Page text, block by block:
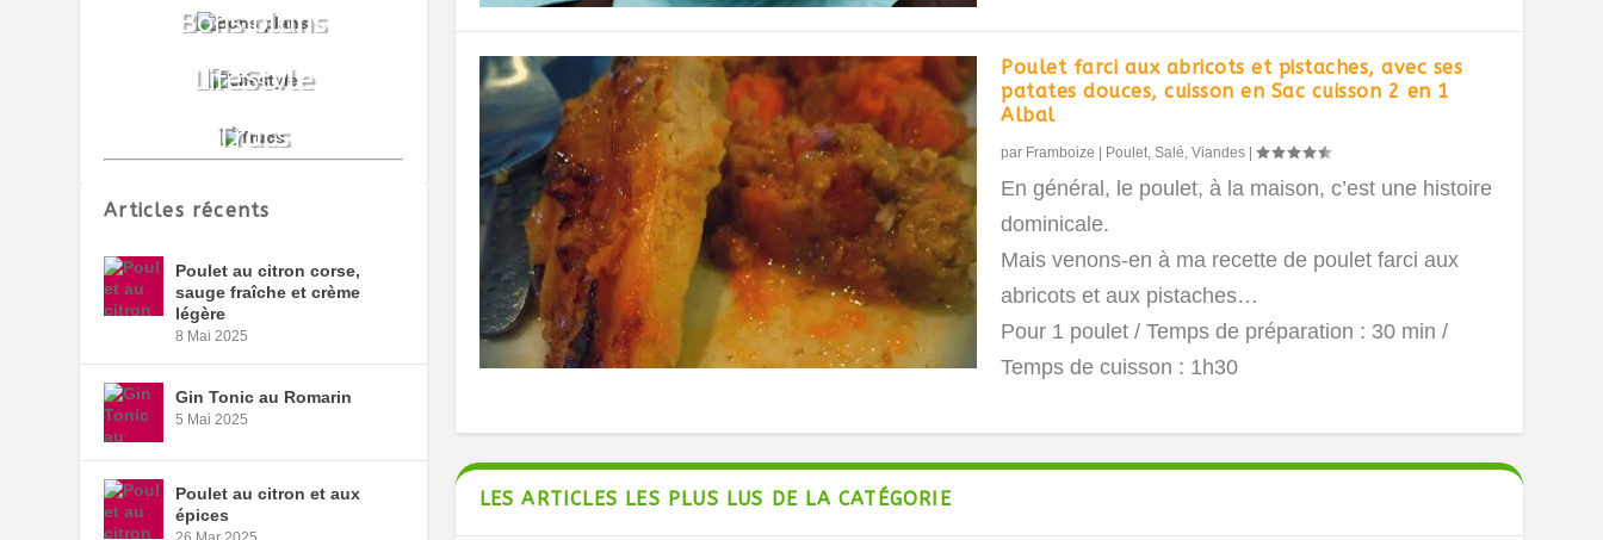
Poulet farci aux abricots et pistaches, avec ses
patates douces, cuisson en Sac cuisson 2 en 1
Albal
par Framboize | Poulet,Salé,Viandes |
En général, le poulet, à la maison, c’est une histoire
dominicale.
Mais venons-en à ma recette de poulet farci aux
abricots et aux pistaches…
Pour 1 poulet / Temps de préparation : 30 min /
Temps de cuisson : 1h30
LES ARTICLES LES PLUS LUS DE LA CATÉGORIE
Articles récents
Poulet au citron corse,
sauge fraîche et crème
légère
8 Mai 2025
Gin Tonic au Romarin
5 Mai 2025
Poulet au citron et aux
épices